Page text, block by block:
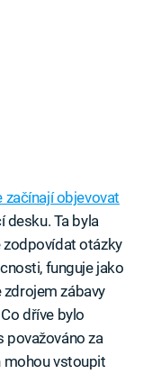
začínají objevovat
desku. Ta byla
zodpovídat otázky
funguje jako
zábavy
dříve bylo
považováno za
mohou vstoupit